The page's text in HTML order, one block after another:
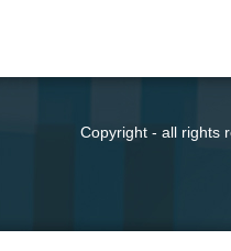
Copyright - all rights